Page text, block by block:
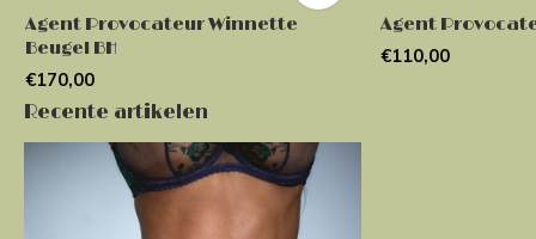
Agent Provocateur Winnette
Beugel BH
€170,00
Agent
€110,00
Recente artikelen